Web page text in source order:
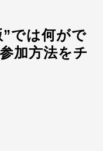
では何がで
加方法をチ